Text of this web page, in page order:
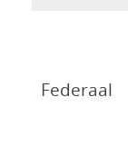
Federaal